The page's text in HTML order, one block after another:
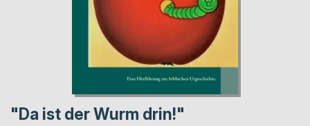
"Da ist der Wurm drin!"